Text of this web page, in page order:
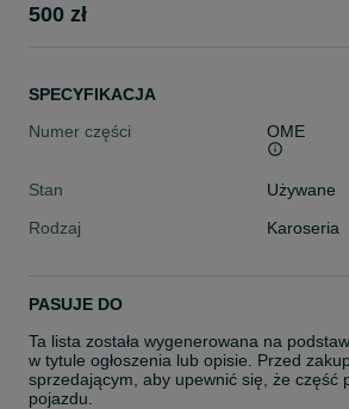
500 zł
SPECYFIKACJA
Numer części
OME
Stan
Używane
Rodzaj
Karoseria
PASUJE DO
Ta lista została wygenerowana na
w tytule ogłoszenia lub opisie. Przed
sprzedającym, aby upewnić się, że część
pojazdu.